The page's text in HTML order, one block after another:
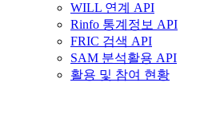
WILL 연계 API
Rinfo 통계정보 API
FRIC 검색 API
SAM 분석활용 API
활용 및 참여 현황